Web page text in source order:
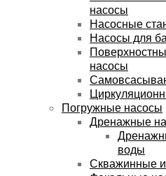
насосы
Насосные
Насосы для
насосы
Погружные насосы
Дренажные
воды
Скважинные